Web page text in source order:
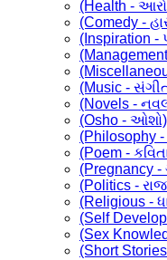
(Health -
(Comedy -
(Inspiration -
(Music -
(Novels -
(Osho - ઓશો)
(Philosophy -
(Poem -
(Pregnancy -
(Politics -
(Religious -
(Self
(Sex
(Short Stories